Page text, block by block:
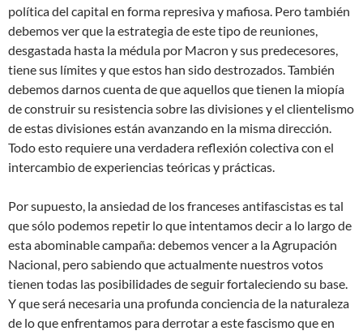
política del capital en forma represiva y mafiosa. Pero también
debemos ver que la estrategia de este tipo de reuniones,
desgastada hasta la médula por Macron y sus predecesores,
tiene sus límites y que estos han sido destrozados. También
debemos darnos cuenta de que aquellos que tienen la miopía
de construir su resistencia sobre las divisiones y el clientelismo
de estas divisiones están avanzando en la misma dirección.
Todo esto requiere una verdadera reflexión colectiva con el
intercambio de experiencias teóricas y prácticas.
Por supuesto, la ansiedad de los franceses antifascistas es tal
que sólo podemos repetir lo que intentamos decir a lo largo de
esta abominable campaña: debemos vencer a la Agrupación
Nacional, pero sabiendo que actualmente nuestros votos
tienen todas las posibilidades de seguir fortaleciendo su base.
Y que será necesaria una profunda conciencia de la naturaleza
de lo que enfrentamos para derrotar a este fascismo que en